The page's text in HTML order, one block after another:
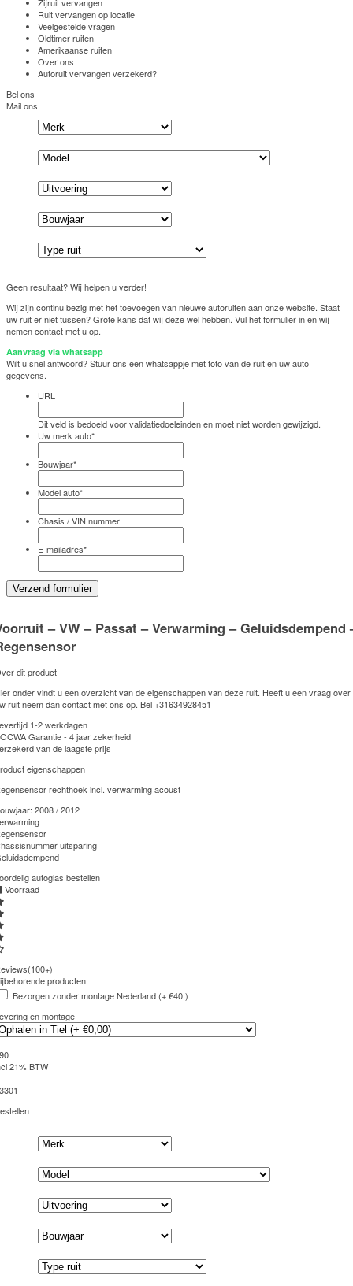
Ruit vervangen op locatie
Veelgestelde vragen
Oldtimer ruiten
Amerikaanse ruiten
Over ons
Autoruit vervangen verzekerd?
Bel ons
Mail ons
Geen resultaat? Wij helpen u verder!
Wij zijn continu bezig met het toevoegen van nieuwe autoruiten aan onze website. Staat
uw ruit er niet tussen? Grote kans dat wij deze wel hebben. Vul het formulier in en wij
nemen contact met u op.
Aanvraag via whatsapp
Wilt u snel antwoord? Stuur ons een whatsappje met foto van de ruit en uw auto
gegevens.
URL
Dit veld is bedoeld voor validatiedoeleinden en moet niet worden gewijzigd.
Uw merk auto*
Bouwjaar*
Model auto*
Chasis / VIN nummer
E-mailadres*
– VW – Passat – Verwarming – Geluidsdempend
dit product
onder vindt u een overzicht van de eigenschappen van deze ruit. Heeft u een vraag over
ruit neem dan contact met ons op. Bel+31634928451
1-2 werkdagen
Garantie - 4 jaar zekerheid
van de laagste prijs
eigenschappen
rechthoek incl. verwarming acoust
2008 / 2012
uitsparing
autoglas bestellen
Voorraad
producten
Bezorgen zonder montage Nederland (+ €40 )
en montage
21% BTW